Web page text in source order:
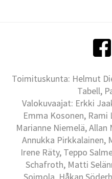
Toimituskunta: Helmut
Tabell,
Valokuvaajat: Erkki
Emma Kosonen,
Marianne Niemelä, Allan
Annukka Pirkkalainen,
Irene Räty, Teppo
Schafroth, Matti